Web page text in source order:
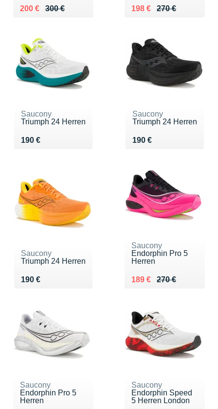
300 €
Au lieu de 300 €
200 €
Vendu 200 € 270 €
Au lieu de 270 €
198 €
Vendu 198 €
Saucony
Triumph 24 Herren
190 €
Vendu 190 €
Saucony
Triumph 24 Herren
190 €
Vendu 190 €
Saucony
Triumph 24 Herren
190 €
Vendu 190 €
Saucony
Endorphin Pro 5
Herren
270 €
Au lieu de 270 €
189 €
Vendu 189 €
Saucony
Endorphin Pro 5
Herren
Saucony
Endorphin Speed
5 Herren London